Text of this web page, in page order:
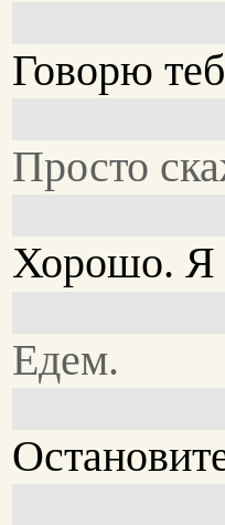
Говорю
Просто
Хорошо. Я
Едем.